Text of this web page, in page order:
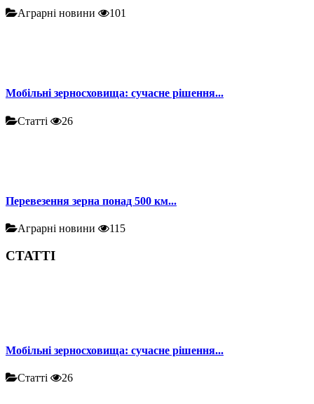
Аграрні новини 101
Мобільні зерносховища: сучасне рішення...
Статті 26
Перевезення зерна понад 500 км...
Аграрні новини 115
СТАТТІ
Мобільні зерносховища: сучасне рішення...
Статті 26